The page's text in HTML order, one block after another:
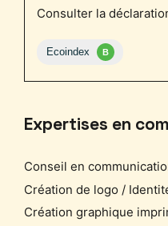
Consulter la
Expertises en
Conseil en
Création de logo /
Création graphique